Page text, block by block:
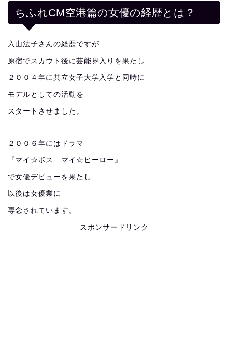
ちふれCM空港篇の女優の経歴とは？
入山法子さんの経歴ですが
原宿でスカウト後に芸能界入りを果たし
２００４年に共立女子大学入学と同時に
モデルとしての活動を
スタートさせました。
２００６年にはドラマ
『マイ☆ボス マイ☆ヒーロー』
で女優デビューを果たし
以後は女優業に
専念されています。
スポンサードリンク